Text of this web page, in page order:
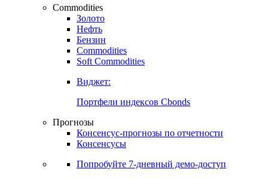
Commodities
Золото
Нефть
Бензин
Commodities
Soft Commodities
Виджет:
Портфели индексов Cbonds
Прогнозы
Консенсус-прогнозы по отчетности
Консенсусы
Попробуйте 7-дневный демо-доступ